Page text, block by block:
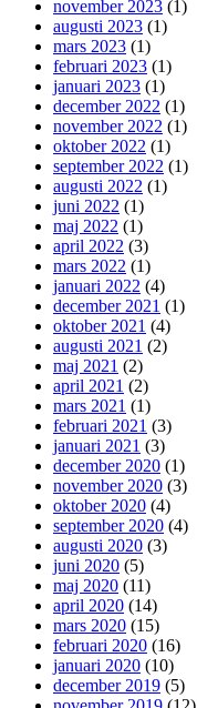
november 2023 (1)
augusti 2023 (1)
mars 2023 (1)
februari 2023 (1)
januari 2023 (1)
december 2022 (1)
november 2022 (1)
oktober 2022 (1)
september 2022 (1)
augusti 2022 (1)
juni 2022 (1)
maj 2022 (1)
april 2022 (3)
mars 2022 (1)
januari 2022 (4)
december 2021 (1)
oktober 2021 (4)
augusti 2021 (2)
maj 2021 (2)
april 2021 (2)
mars 2021 (1)
februari 2021 (3)
januari 2021 (3)
december 2020 (1)
november 2020 (3)
oktober 2020 (4)
september 2020 (4)
augusti 2020 (3)
juni 2020 (5)
maj 2020 (11)
april 2020 (14)
mars 2020 (15)
februari 2020 (16)
januari 2020 (10)
december 2019 (5)